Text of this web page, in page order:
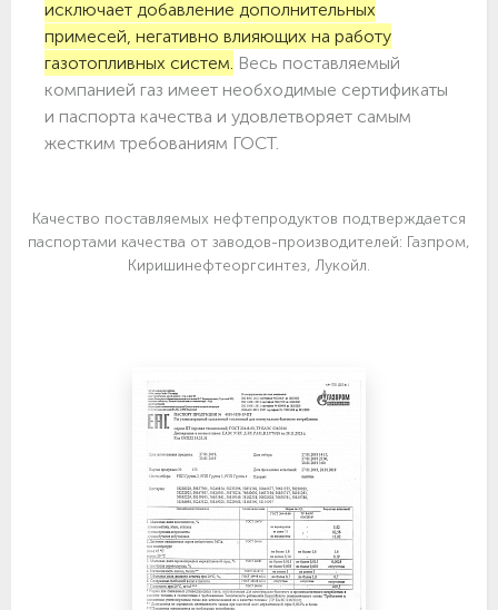
исключает добавление дополнительных
примесей, негативно влияющих на работу
газотопливных систем. Весь поставляемый
компанией газ имеет необходимые сертификаты
и паспорта качества и удовлетворяет самым
жестким требованиям ГОСТ.
Качество поставляемых нефтепродуктов подтверждается
паспортами качества от заводов-производителей: Газпром,
Киришинефтеоргсинтез, Лукойл.